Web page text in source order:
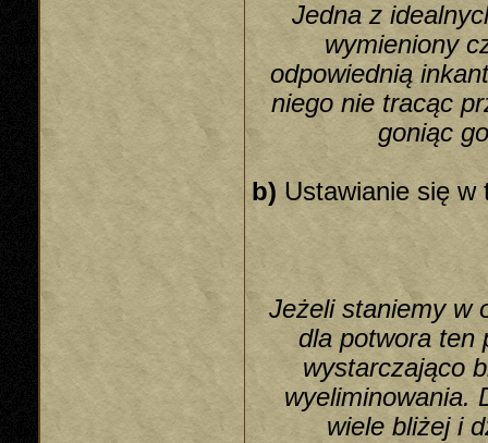
Jedna z
wymieniony
odpowiednią
niego nie tracąc
goniąc
b) Ustawianie się w
Jeżeli staniemy w
dla potwora ten
wystarczająco
wyeliminowania.
wiele bliżej i